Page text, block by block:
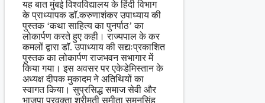
यह बात मुंबई विश्वविद्यालय के हिंदी विभाग
के प्राध्यापक डाॅ.करुणाशंकर उपाध्याय की
पुस्तक ‘कथा साहित्य का पुनर्पाठ’ का
लोकार्पण करते हुए कही। राज्यपाल के कर
कमलों द्वारा डाॅ. उपाध्याय की सद्यःप्रकाशित
पुस्तक का लोकार्पण राजभवन सभागार में
किया गया। इस अवसर पर एकेडेमिस्तान के
अध्यक्ष दीपक मुकादम ने अतिथियों का
स्वागत किया। सुप्रसिद्ध समाज सेवी और
भाजपा प्रवक्ता श्रीमती सुमीता सुमनसिंह